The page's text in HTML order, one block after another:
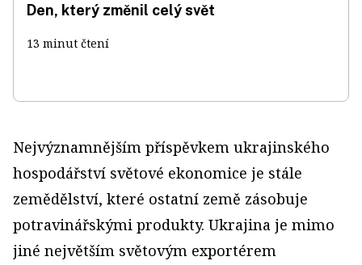
Den, který změnil celý svět
13 minut čtení
Nejvýznamnějším příspěvkem ukrajinského
hospodářství světové ekonomice je stále
zemědělství, které ostatní země zásobuje
potravinářskými produkty. Ukrajina je mimo
jiné největším světovým exportérem